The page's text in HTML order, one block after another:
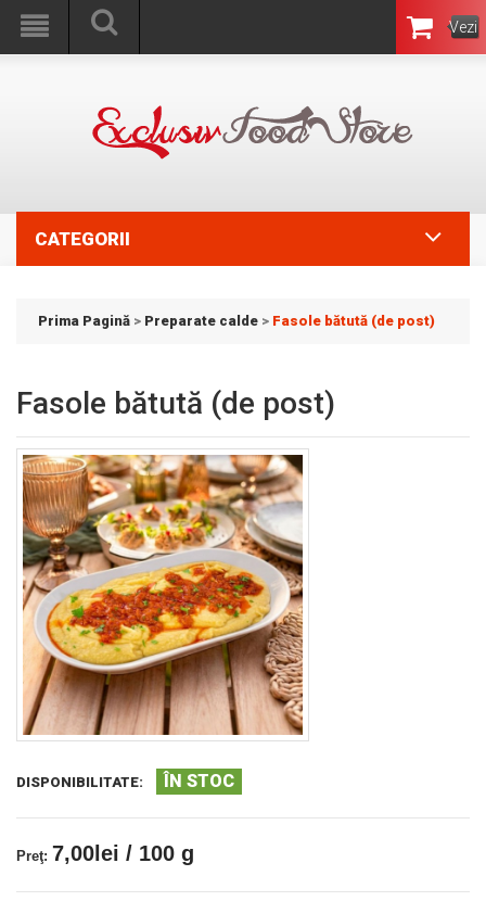
Vezi
Coşul
CATEGORII
Prima Pagină > Preparate calde > Fasole bătută (de post)
Fasole bătută (de post)
DISPONIBILITATE: ÎN STOC
Preţ: 7,00lei / 100 g